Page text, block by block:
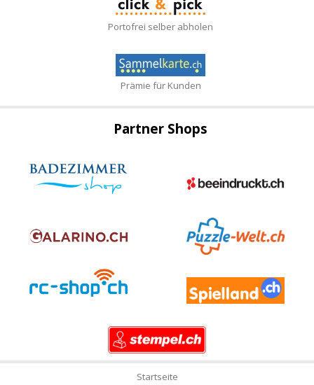
Portofrei selber abholen
Prämie für Kunden
Partner Shops
Startseite